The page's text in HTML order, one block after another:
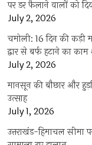
पर डर फैलाने वालों को
July 2, 2026
चमोली: 16 दिन की
द्वार से बर्फ हटाने का
July 2, 2026
मानसून की बौछार और
उत्साह
July 1, 2026
उत्तराखंड-हिमाचल सीमा